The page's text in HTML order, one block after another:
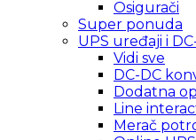
Osigurači
Super ponuda
UPS uređaji i
Vidi sve
DC-DC
Dodatna
Line
Merač